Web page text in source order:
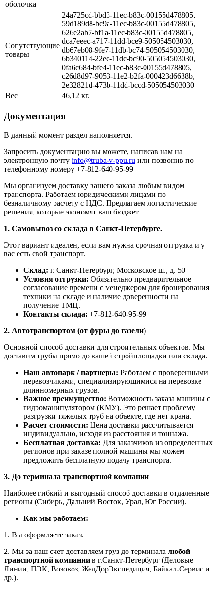
оболочка
Сопутствующие
товары
24a725cd-bbd3-11ec-b83c-00155d478805,
59d189d8-bc9a-11ec-b83c-00155d478805,
626e2ab7-bf1a-11ec-b83c-00155d478805,
dca7eeec-a717-11dd-bce9-505054503030,
db67eb08-9fe7-11db-bc74-505054503030,
6b340114-22ec-11dc-bc90-505054503030,
0fa6c684-bfe4-11ec-b83c-00155d478805,
c26d8d97-9053-11e2-b2fa-000423d6638b,
2e32821d-473b-11dd-bccd-505054503030
Вес
46,12 кг.
Документация
В данный момент раздел наполняется.
Запросить документацию вы можете, написав нам на
электронную почту info@truba-v-ppu.ru или позвонив по
телефонному номеру +7-812-640-95-99
Мы организуем доставку вашего заказа любым видом
транспорта. Работаем юридическими лицами по
безналичному расчету с НДС. Предлагаем логистические
решения, которые экономят ваш бюджет.
1. Самовывоз со склада в Санкт-Петербурге.
Этот вариант идеален, если вам нужна срочная отгрузка и у
вас есть свой транспорт.
Склад: г. Санкт-Петербург, Московское ш., д. 50
Условия отгрузки: Обязательно предварительное
согласование времени с менеджером для бронирования
техники на складе и наличие доверенности на
получение ТМЦ.
Контакты склада: +7-812-640-95-99
2. Автотранспортом (от фуры до газели)
Основной способ доставки для строительных объектов. Мы
доставим трубы прямо до вашей стройплощадки или склада.
Наш автопарк / партнеры: Работаем с проверенными
перевозчиками, специализирующимися на перевозке
длинномерных грузов.
Важное преимущество: Возможность заказа машины с
гидроманипулятором (КМУ). Это решает проблему
разгрузки тяжелых труб на объекте, где нет крана.
Расчет стоимости: Цена доставки рассчитывается
индивидуально, исходя из расстояния и тоннажа.
Бесплатная доставка: Для заказчиков из определенных
регионов при заказе полной машины мы можем
предложить бесплатную подачу транспорта.
3. До терминала транспортной компании
Наиболее гибкий и выгодный способ доставки в отдаленные
регионы (Сибирь, Дальний Восток, Урал, Юг России).
Как мы работаем:
1. Вы оформляете заказ.
2. Мы за наш счет доставляем груз до терминала любой
транспортной компании в г.Санкт-Петербург (Деловые
Линии, ПЭК, Возовоз, ЖелДорЭкспедиция, Байкал-Сервис и
др.).